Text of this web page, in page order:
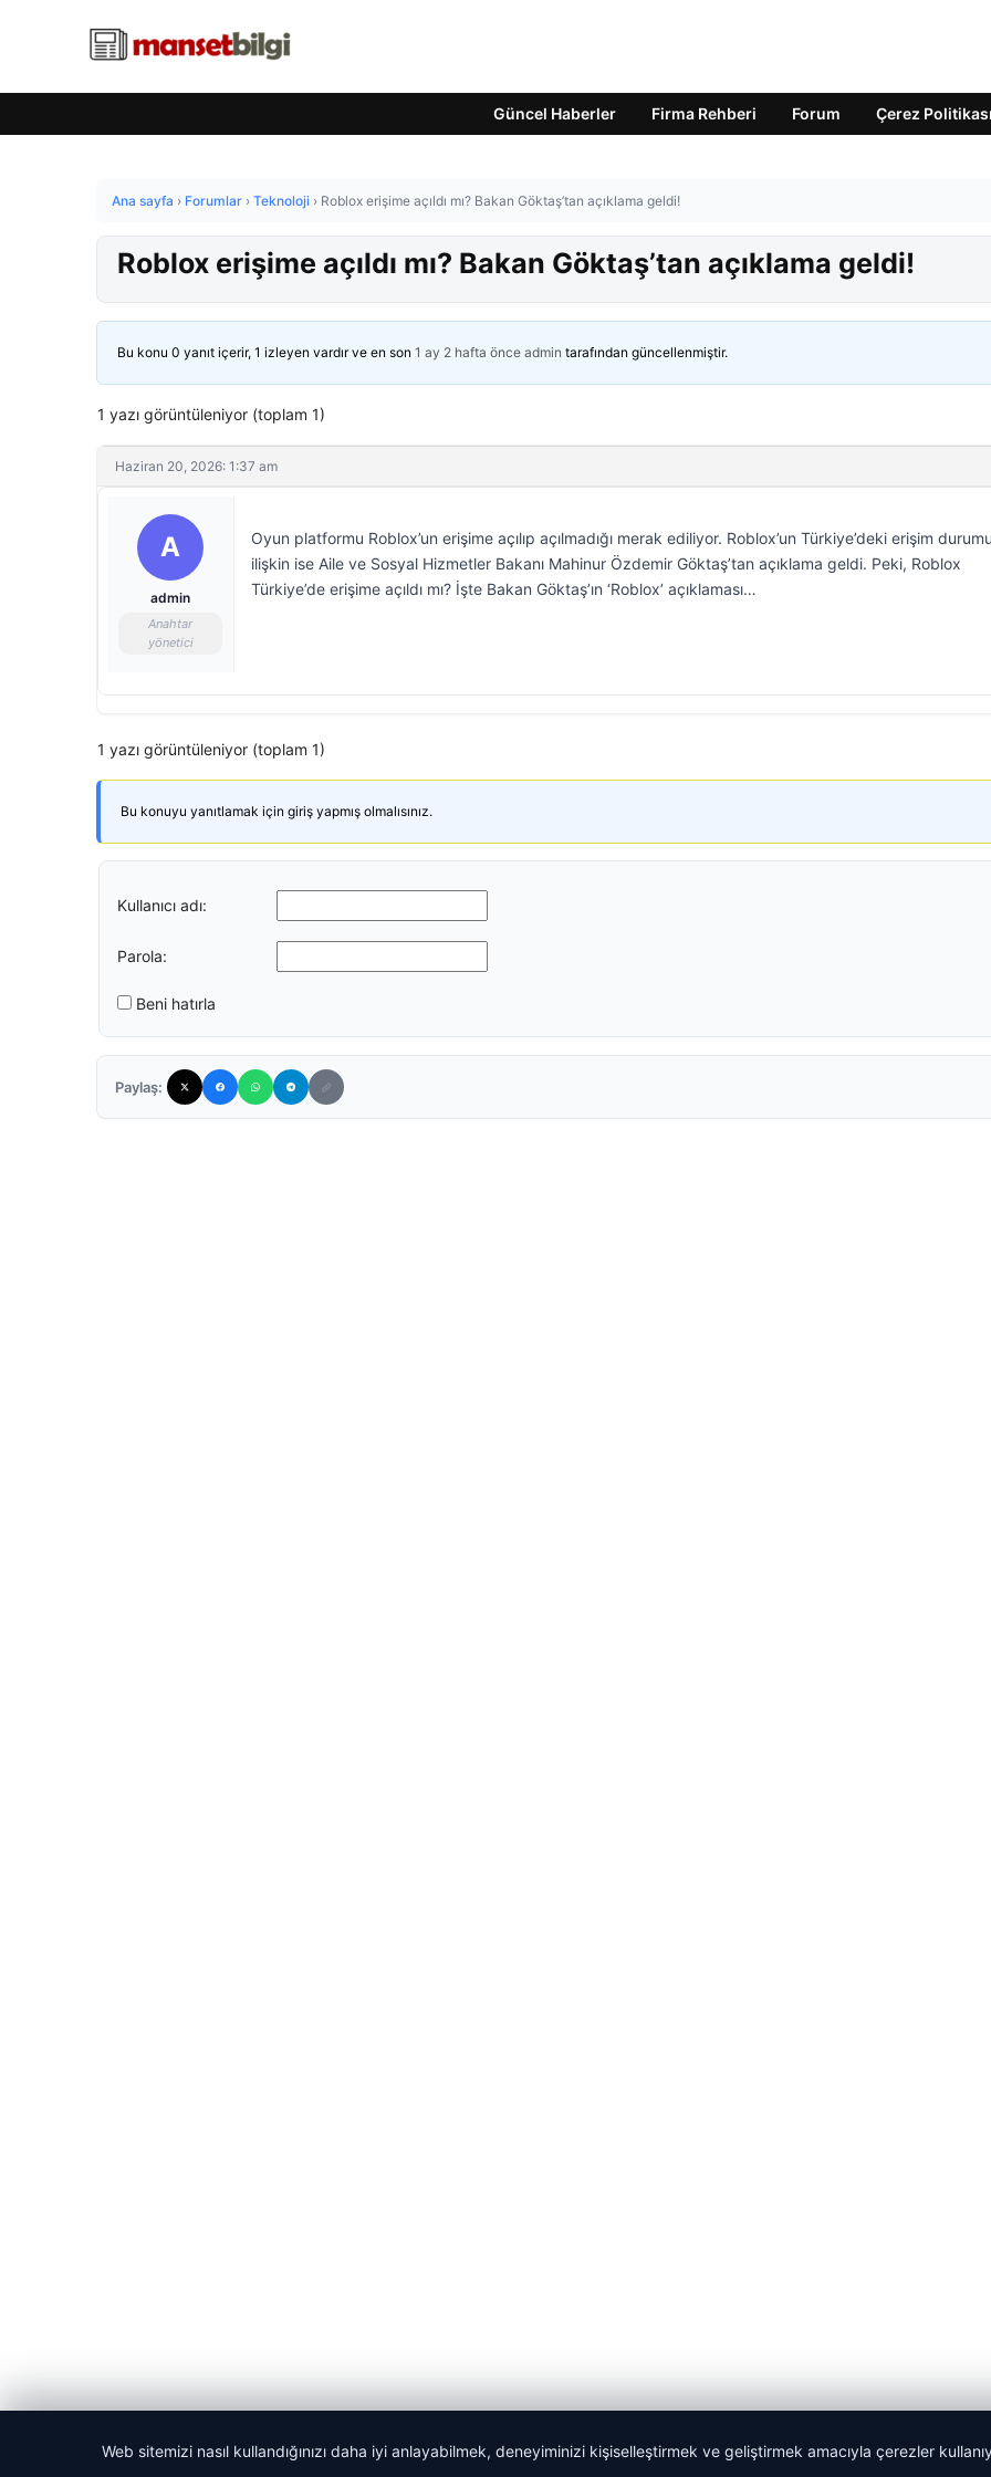
Güncel Haberler Firma Rehberi Forum Çerez Politikası
Ana sayfa › Forumlar › Teknoloji › Roblox erişime açıldı mı? Bakan Göktaş’tan açıklama geldi!
Roblox erişime açıldı mı? Bakan Göktaş’tan açıklama geldi!
Bu konu 0 yanıt içerir, 1 izleyen vardır ve en son 1 ay 2 hafta önce admin tarafından güncellenmiştir.
1 yazı görüntüleniyor (toplam 1)
Haziran 20, 2026: 1:37 am
A
admin
Anahtar
yönetici
Oyun platformu Roblox’un erişime açılıp açılmadığı merak ediliyor. Roblox’un Türkiye’deki erişim
ilişkin ise Aile ve Sosyal Hizmetler Bakanı Mahinur Özdemir Göktaş’tan açıklama geldi. Peki, Roblox
Türkiye’de erişime açıldı mı? İşte Bakan Göktaş’ın ‘Roblox’ açıklaması…
1 yazı görüntüleniyor (toplam 1)
Bu konuyu yanıtlamak için giriş yapmış olmalısınız.
Kullanıcı adı:
Parola:
Beni hatırla
Paylaş:
© 2026 Manşet Bilgi- Güncel Haber Sitesi
Web sitemizi nasıl kullandığınızı daha iyi anlayabilmek, deneyiminizi kişiselleştirmek ve geliştirmek amacıyla çerezler